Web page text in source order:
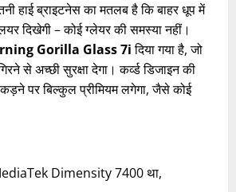
हाई ब्राइटनेस का मतलब है कि बाहर धूप में
दिखेगी – कोई ग्लेयर की समस्या नहीं।
Gorilla Glass 7iदिया गया है, जो
से अच्छी सुरक्षा देगा। कर्व्ड डिजाइन की
पर बिल्कुल प्रीमियम लगेगा, जैसे कोई
Dimensity 7400 था,